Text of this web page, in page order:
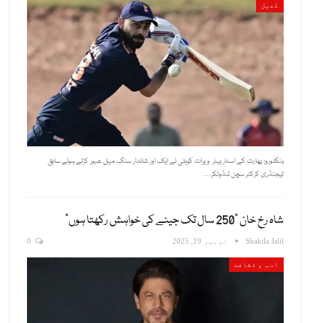
کھیل
بنگلورو: بھارت کے اسٹار بیٹر ویرات کوہلی نے ایک اور شاندار سنگِ میل عبور کرتے ہوئے سابق
لیجنڈری کرکٹر سچن ٹنڈولکر…
شاہ رخ خان “250 سال تک جینے کی خواہش رکھتا ہوں”
Shakila Jalil نومبر 19, 2025
ادب و ثقافت